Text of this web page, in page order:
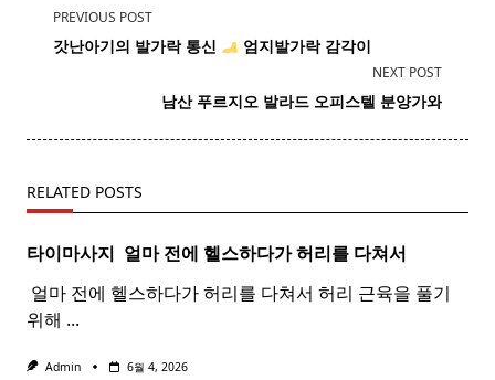
<span
class="nav-
text">Page</span>
PREVIOUS POST
갓난아기의 발가락통신 엄지발가락감각이
NEXT POST
​ 남산 푸르지오 발라드 오피스텔 분양가와
RELATED POSTS
타이마사지 ​ 얼마 전에 헬스하다가 허리를 다쳐서
​ 얼마 전에 헬스하다가 허리를 다쳐서 허리 근육을 풀기
위해 ...
Admin 6월 4, 2026